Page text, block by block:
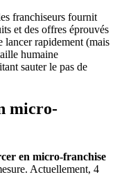
franchiseurs fournit
et des offres éprouvés
lancer rapidement (mais
humaine
sauter le pas de
micro-
en micro-franchise
Actuellement, 4